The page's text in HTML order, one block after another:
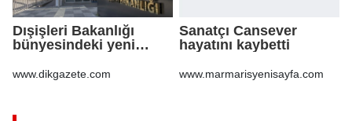
Dışişleri Bakanlığı
bünyesindeki yeni
Gazete'de
www.dikgazete.com
Sanatçı Cansever
hayatını kaybetti
www.marmarisyenisayfa.com